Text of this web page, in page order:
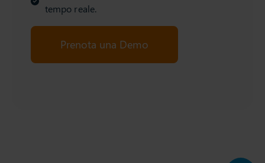
tempo reale.
Prenota una Demo